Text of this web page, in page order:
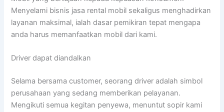
Menyelami bisnis jasa rental mobil sekaligus menghadirkan
layanan maksimal, ialah dasar pemikiran tepat mengapa
anda harus memanfaatkan mobil dari kami.
Driver dapat diandalkan
Selama bersama customer, seorang driver adalah simbol
perusahaan yang sedang memberikan pelayanan.
Mengikuti semua kegitan penyewa, menuntut sopir kami